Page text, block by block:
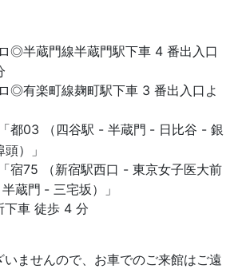
◎半蔵門線半蔵門駅下車 4 番出入口
◎有楽町線麹町駅下車 3 番出入口よ
都03 （四谷駅 - 半蔵門 - 日比谷 - 銀
）」
宿75 （新宿駅西口 - 東京女子医大前
蔵門 - 三宅坂）」
下車 徒歩 4 分
いませんので、お車でのご来館はご遠